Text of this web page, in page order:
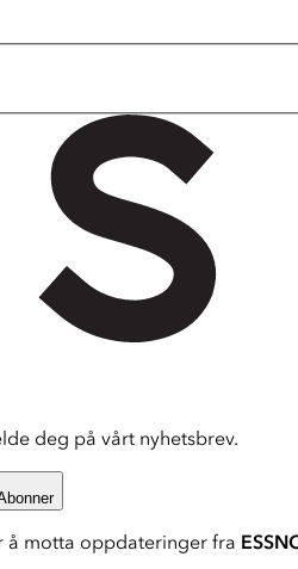
deg på vårt nyhetsbrev.
å motta oppdateringer fra